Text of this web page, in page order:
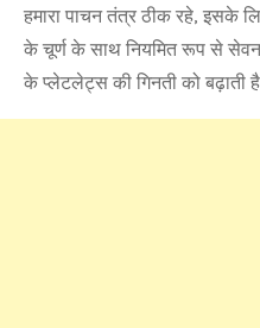
हमारा पाचन तंत्र ठीक रहे, इसके
के चूर्ण के साथ नियमित रूप से सेवन
के प्लेटलेट्स की गिनती को बढ़ाती